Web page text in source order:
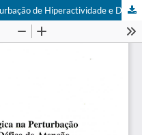
Terapêutica Farmacológica na Perturbação de Hiperactividade e Défice de Atenção